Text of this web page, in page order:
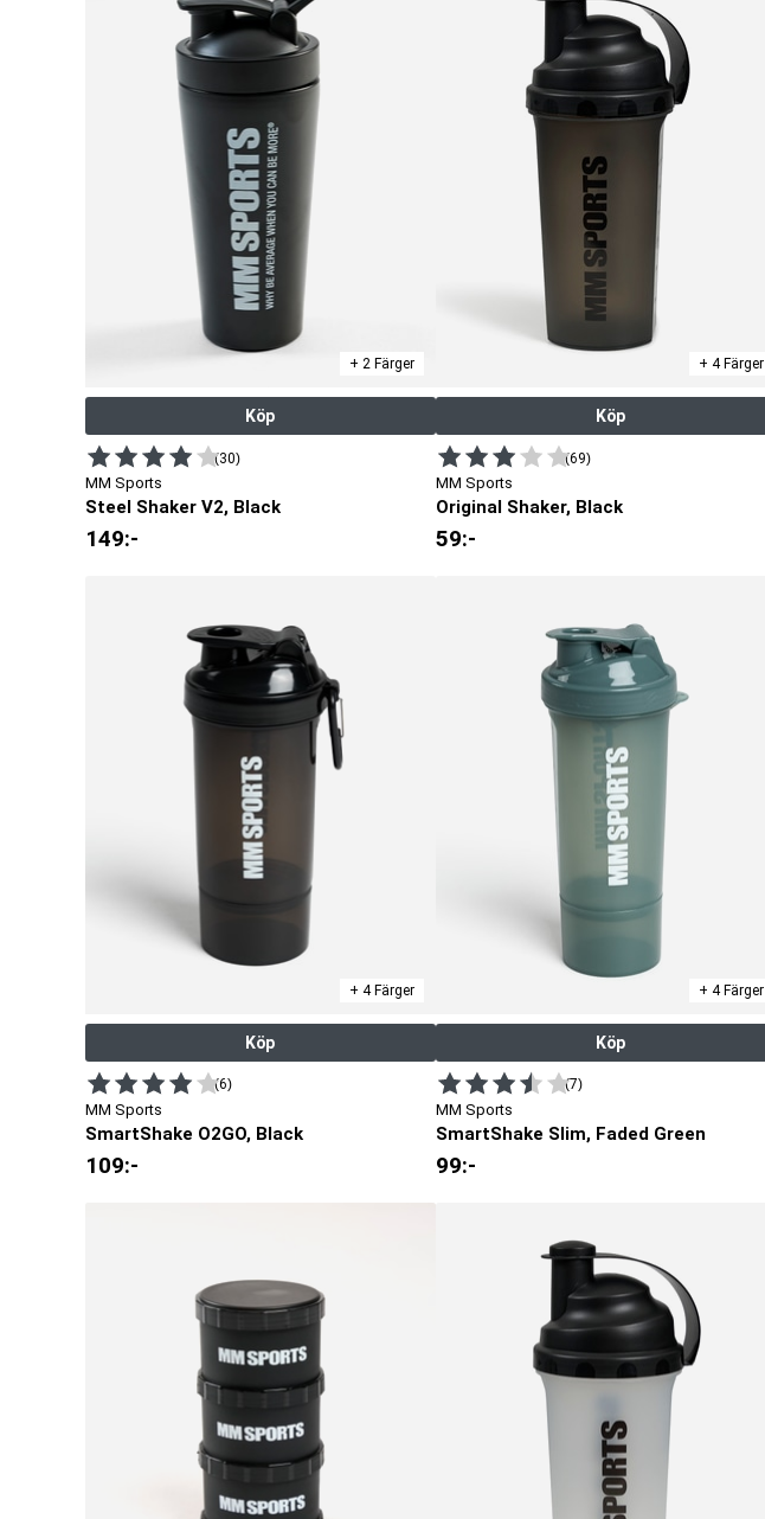
+ 2 Färger
Köp
(30)
MM Sports
Steel Shaker V2, Black
149:-
+ 4 Färger
Köp
(69)
MM Sports
Original Shaker, Black
59:-
+ 4 Färger
Köp
(6)
MM Sports
SmartShake O2GO, Black
109:-
+ 4 Färger
Köp
(7)
MM Sports
SmartShake Slim, Faded Green
99:-